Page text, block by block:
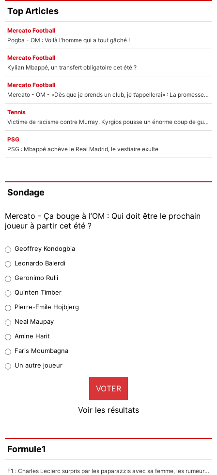
Top Articles
Mercato Football
Pogba - OM : Voilà l'homme qui a tout gâché !
Mercato Football
Kylian Mbappé, un transfert obligatoire cet été ?
Mercato Football
Mercato - OM - «Dès que je prends un club, je t’appellerai» : La promesse de Marcelino au moment de claquer la porte
Tennis
Victime de racisme contre Murray, Kyrgios pousse un énorme coup de gueule !
PSG
PSG : Mbappé achève le Real Madrid, le vestiaire exulte
Sondage
Mercato - Ça bouge à l’OM : Qui doit être le prochain
joueur à partir cet été ?
38%
32%
4%
1%
9%
Faris Moumbagna
5%
Geoffrey Kondogbia
Leonardo Balerdi
Geronimo Rulli
Quinten Timber
Pierre-Emile Hojbjerg
Neal Maupay
Amine Harit
Faris Moumbagna
Un autre joueur
VOTER
Voir les résultats
Formule1
F1 : Charles Leclerc surpris par les paparazzis avec sa femme, les rumeurs étaient vraies !